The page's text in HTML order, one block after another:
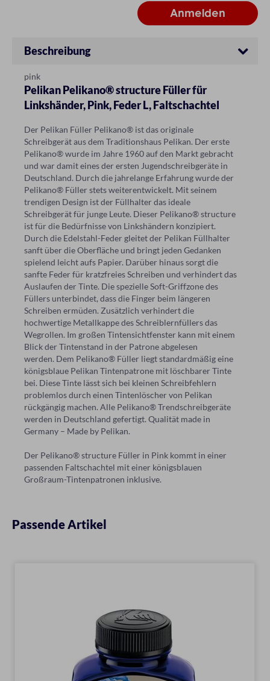
Beschreibung
pink
Pelikan Pelikano® structure Füller für
Linkshänder, Pink, Feder L, Faltschachtel
Der Pelikan Füller Pelikano® ist das originale
Schreibgerät aus dem Traditionshaus Pelikan. Der erste
Pelikano® wurde im Jahre 1960 auf den Markt gebracht
und war damit eines der ersten Jugendschreibgeräte in
Deutschland. Durch die jahrelange Erfahrung wurde der
Pelikano® Füller stets weiterentwickelt. Mit seinem
trendigen Design ist der Füllhalter das ideale
Schreibgerät für junge Leute. Dieser Pelikano® structure
ist für die Bedürfnisse von Linkshändern konzipiert.
Durch die Edelstahl-Feder gleitet der Pelikan Füllhalter
sanft über die Oberfläche und bringt jeden Gedanken
spielend leicht aufs Papier. Darüber hinaus sorgt die
sanfte Feder für kratzfreies Schreiben und verhindert das
Auslaufen der Tinte. Die spezielle Soft-Griffzone des
Füllers unterbindet, dass die Finger beim längeren
Schreiben ermüden. Zusätzlich verhindert die
hochwertige Metallkappe des Schreiblernfüllers das
Wegrollen. Im großen Tintensichtfenster kann mit einem
Blick der Tintenstand in der Patrone abgelesen
werden. Dem Pelikano® Füller liegt standardmäßig eine
königsblaue Pelikan Tintenpatrone mit löschbarer Tinte
bei. Diese Tinte lässt sich bei kleinen Schreibfehlern
problemlos durch einen Tintenlöscher von Pelikan
rückgängig machen. Alle Pelikano® Trendschreibgeräte
werden in Deutschland gefertigt. Qualität made in
Germany – Made by Pelikan.
Der Pelikano® structure Füller in Pink kommt in einer
passenden Faltschachtel mit einer königsblauen
Großraum-Tintenpatronen inklusive.
Passende Artikel